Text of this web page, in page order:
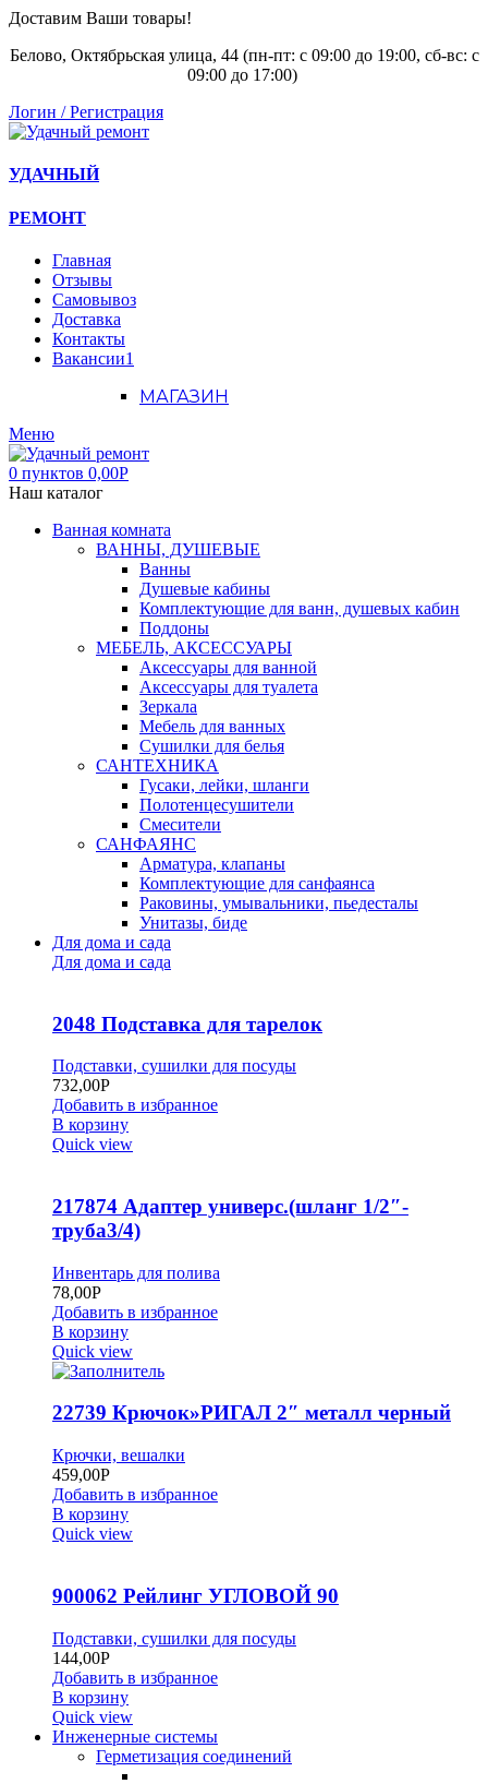
Доставим Ваши товары!
Белово, Октябрьская улица, 44 (пн-пт: с 09:00 до 19:00, сб-вс: с
09:00 до 17:00)
Логин / Регистрация
УДАЧНЫЙ
РЕМОНТ
Главная
Отзывы
Самовывоз
Доставка
Контакты
Вакансии1
МАГАЗИН
Меню
0 пунктов 0,00Р
Наш каталог
Ванная комната
ВАННЫ, ДУШЕВЫЕ
Ванны
Душевые кабины
Комплектующие для ванн, душевых кабин
Поддоны
МЕБЕЛЬ, АКСЕССУАРЫ
Аксессуары для ванной
Аксессуары для туалета
Зеркала
Мебель для ванных
Сушилки для белья
САНТЕХНИКА
Гусаки, лейки, шланги
Полотенцесушители
Смесители
САНФАЯНС
Арматура, клапаны
Комплектующие для санфаянса
Раковины, умывальники, пьедесталы
Унитазы, биде
Для дома и сада
Для дома и сада
2048 Подставка для тарелок
Подставки, сушилки для посуды
732,00Р
Добавить в избранное
В корзину
Quick view
217874 Адаптер универс.(шланг 1/2″-
труба3/4)
Инвентарь для полива
78,00Р
Добавить в избранное
В корзину
Quick view
22739 Крючок»РИГАЛ 2″ металл черный
Крючки, вешалки
459,00Р
Добавить в избранное
В корзину
Quick view
900062 Рейлинг УГЛОВОЙ 90
Подставки, сушилки для посуды
144,00Р
Добавить в избранное
В корзину
Quick view
Инженерные системы
Герметизация соединений